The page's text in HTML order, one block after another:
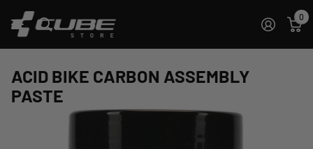
0
ACID BIKE CARBON ASSEMBLY
PASTE